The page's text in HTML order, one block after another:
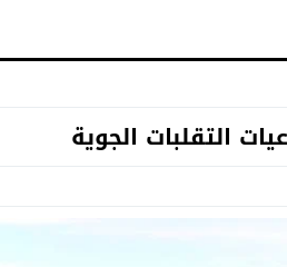
التقلبات الجوية